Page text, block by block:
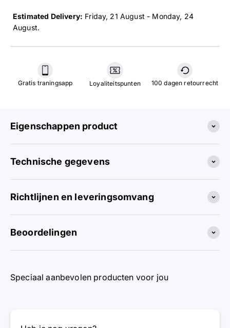
Estimated Delivery: Friday, 21 August - Monday, 24
August.
Gratis traningsapp Loyaliteitspunten 100 dagen retourrecht
Eigenschappen product
Technische gegevens
Richtlijnen en leveringsomvang
Beoordelingen
Speciaal aanbevolen producten voor jou